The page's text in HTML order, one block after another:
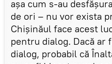
așa cum s-au
de ori – nu vor exista
Chișinăul face acest
pentru dialog. Dacă ar
dialog, probabil că